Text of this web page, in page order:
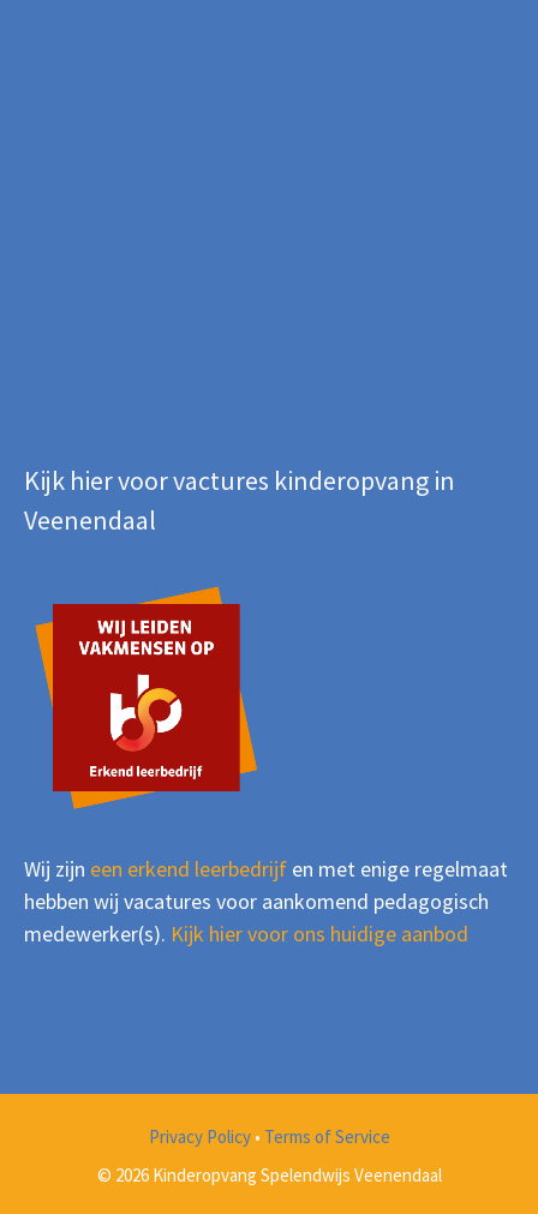
Kijk hier voor vactures kinderopvang in
Veenendaal
Wij zijn een erkend leerbedrijf en met enige regelmaat
hebben wij vacatures voor aankomend pedagogisch
medewerker(s). Kijk hier voor ons huidige aanbod
Privacy Policy• Terms of Service
© 2026 Kinderopvang Spelendwijs Veenendaal